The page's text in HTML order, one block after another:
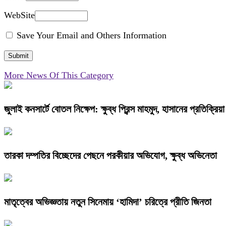
WebSite
Save Your Email and Others Information
More News Of This Category
জুলাই কনসার্টে বোতল নিক্ষেপ: ক্ষুব্ধ প্রিন্স মাহমুদ, হাসানের
তারকা দম্পতির বিচ্ছেদের পেছনে পরকীয়ার অভিযোগ, ক্ষুব্ধ অভিনেতা
মাতৃত্বের অভিজ্ঞতায় নতুন সিনেমায় ‘হামিদা’ চরিত্রে প্রীতি জিনতা